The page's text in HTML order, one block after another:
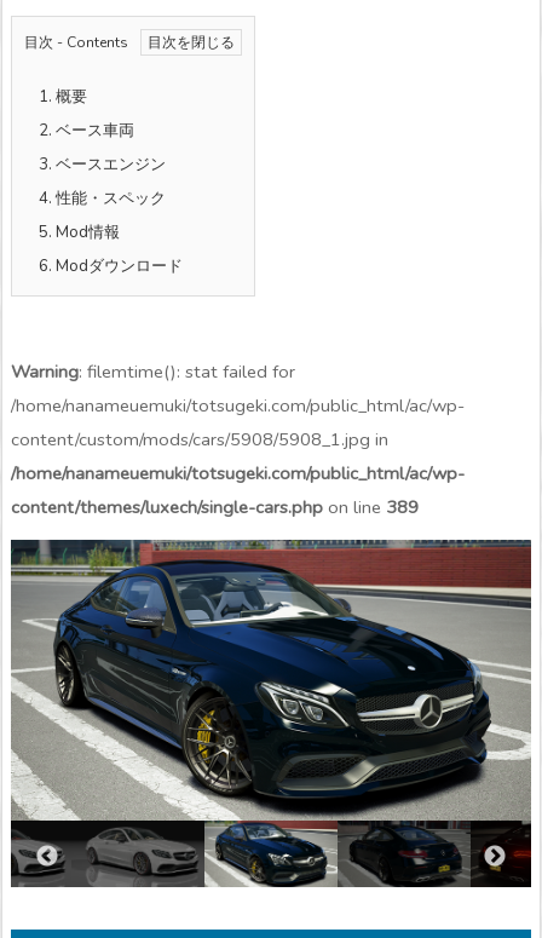
目次 - Contents
1. 概要
2. ベース車両
3. ベースエンジン
4.性能・スペック
5. Mod情報
6. Modダウンロード
Warning: filemtime(): stat failed for
/home/nanameuemuki/totsugeki.com/public_html/ac/wp-
content/custom/mods/cars/5908/5908_1.jpg in
/home/nanameuemuki/totsugeki.com/public_html/ac/wp-
content/themes/luxech/single-cars.php on line 389